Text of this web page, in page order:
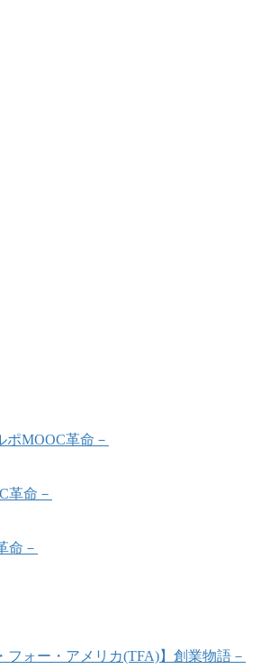
MOOC革命－
革命－
命－
ォー・アメリカ(TFA)】創業物語－